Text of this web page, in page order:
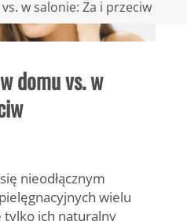
w salonie: Za i przeciw
domu vs. w
nieodłącznym
wielu
tylko ich naturalny